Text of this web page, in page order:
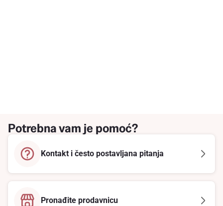
Potrebna vam je pomoć?
Kontakt i često postavljana pitanja
Pronađite prodavnicu